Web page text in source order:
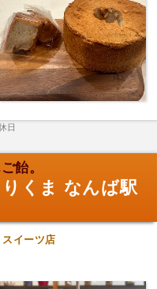
日
飴。
くま なんば駅
スイーツ店